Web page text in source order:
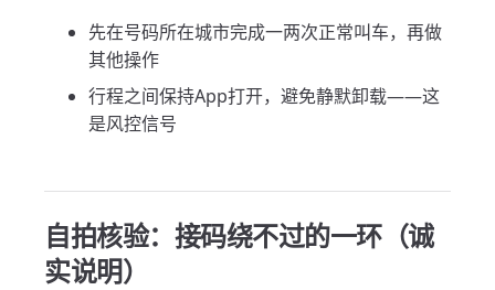
先在号码所在城市完成一两次正常叫车，再做
其他操作
行程之间保持App打开，避免静默卸载——这
是风控信号
自拍核验：接码绕不过的一环（诚
实说明）